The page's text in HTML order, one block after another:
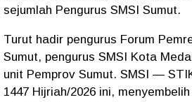
sejumlah Pengurus SMSI Sumut.
Turut hadir pengurus Forum
Sumut, pengurus SMSI Kota
unit Pemprov Sumut. SMSI —
1447 Hijriah/2026 ini,